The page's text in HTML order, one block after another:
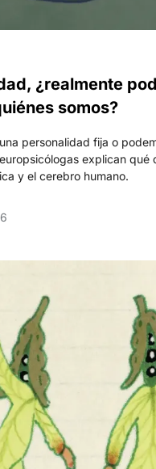
¿realmente
somos?
personalidad fija o
explican qué
y el cerebro humano.